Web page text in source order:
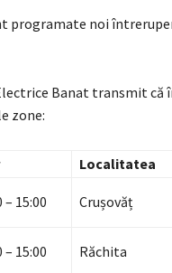
programate noi
Banat transmit că
zone:
Localitatea
– 15:00 Crușovăț
– 15:00 Răchita